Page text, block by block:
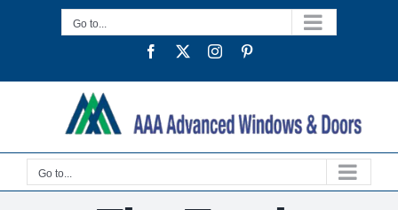
Go to...
Facebook
TwitterInstagram
Go to...